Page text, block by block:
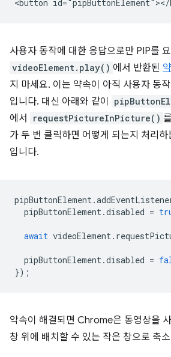
사용자 동작에 대한 응답으로만 PIP를
videoElement.play() 에서 반환된
지 마세요. 이는 약속이 아직 사용자 동
입니다. 대신 아래와 같이
에서
requestPictureInPicture()
가 두 번 클릭하면 어떻게 되는지 처리
입니다.
pipButtonElement.
pipButtonElement.disabled =
await videoElement.
pipButtonElement.disabled =
});
약속이 해결되면 Chrome은 동영상을
창 위에 배치할 수 있는 작은 창으로 축